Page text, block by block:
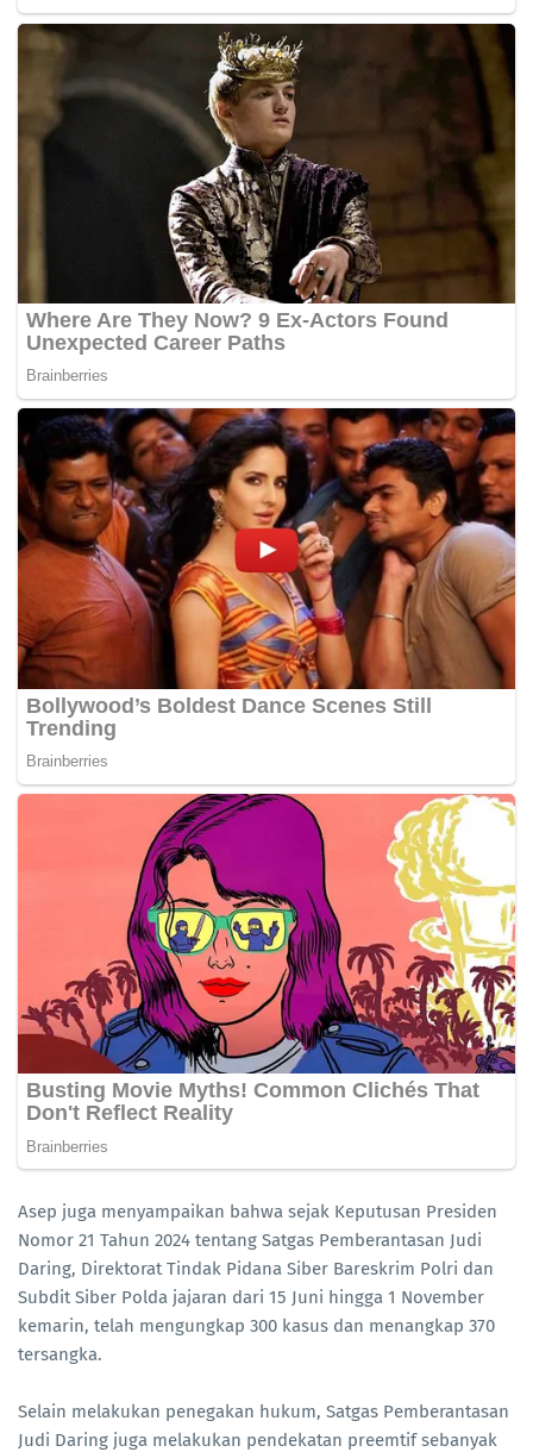
Asep juga menyampaikan bahwa sejak Keputusan Presiden
Nomor 21 Tahun 2024 tentang Satgas Pemberantasan Judi
Daring, Direktorat Tindak Pidana Siber Bareskrim Polri dan
Subdit Siber Polda jajaran dari 15 Juni hingga 1 November
kemarin, telah mengungkap 300 kasus dan menangkap 370
tersangka.
Selain melakukan penegakan hukum, Satgas Pemberantasan
Judi Daring juga melakukan pendekatan preemtif sebanyak